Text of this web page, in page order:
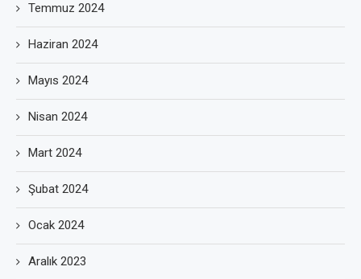
Temmuz 2024
Haziran 2024
Mayıs 2024
Nisan 2024
Mart 2024
Şubat 2024
Ocak 2024
Aralık 2023